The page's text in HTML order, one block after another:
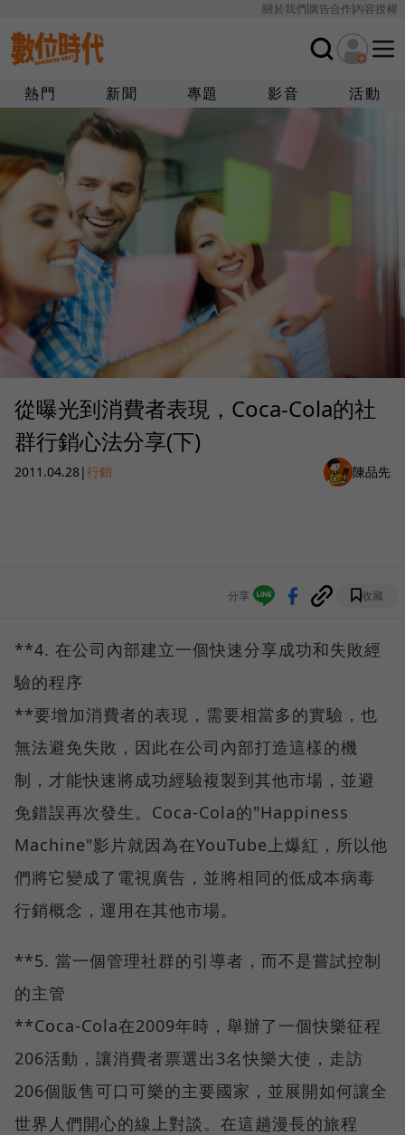
關於我們廣告合作內容授權
熱門 新聞 專題 影音 活動
從曝光到消費者表現，Coca-Cola的社
群行銷心法分享(下)
2011.04.28|行銷 陳品先
分享 收藏
**4. 在公司內部建立一個快速分享成功和失敗經
驗的程序
**要增加消費者的表現，需要相當多的實驗，也
無法避免失敗，因此在公司內部打造這樣的機
制，才能快速將成功經驗複製到其他市場，並避
免錯誤再次發生。Coca-Cola的"Happiness
Machine"影片就因為在YouTube上爆紅，所以他
們將它變成了電視廣告，並將相同的低成本病毒
行銷概念，運用在其他市場。
**5. 當一個管理社群的引導者，而不是嘗試控制
的主管
**Coca-Cola在2009年時，舉辦了一個快樂征程
206活動，讓消費者票選出3名快樂大使，走訪
206個販售可口可樂的主要國家，並展開如何讓全
世界人們開心的線上對談。在這趟漫長的旅程